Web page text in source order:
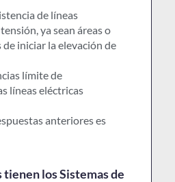
de líneas
ya sean áreas o
de iniciar la elevación de
límite de
líneas eléctricas
anteriores es
tienen los Sistemas de